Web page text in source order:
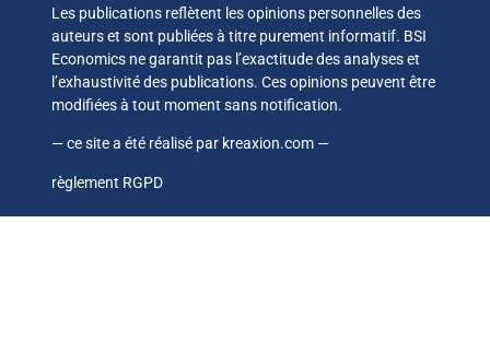
Les publications reflètent les opinions personnelles des
auteurs et sont publiées à titre purement informatif. BSI
Economics ne garantit pas l’exactitude des analyses et
l’exhaustivité des publications. Ces opinions peuvent être
modifiées à tout moment sans notification.
— ce site a été réalisé par kreaxion.com —
règlement RGPD